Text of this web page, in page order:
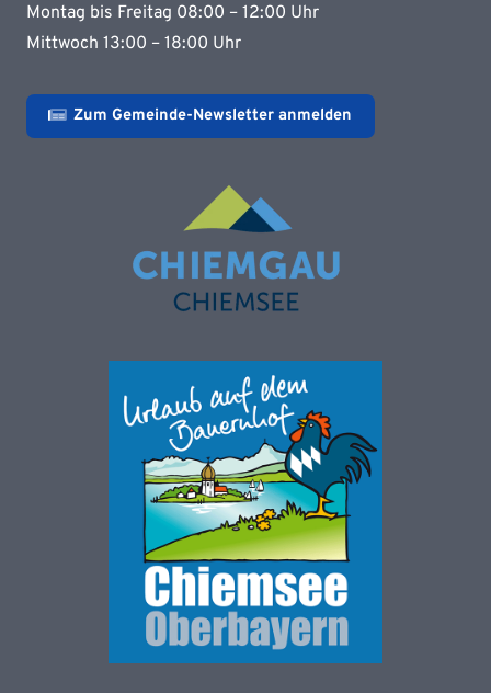
Montag bis Freitag 08:00 – 12:00 Uhr
Mittwoch 13:00 – 18:00 Uhr
Zum Gemeinde-Newsletter anmelden